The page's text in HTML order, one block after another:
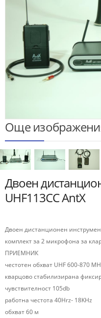
Още
Двоен
UHF113CC AntX
Двоен дистанционен
комплект за 2 микрофона за
ПРИЕМНИК
честотен обхват UHF 600-870
кварцово стабилизирана
чувствителност 105db
работна честота 40Hrz- 18KHz
обхват 60 м